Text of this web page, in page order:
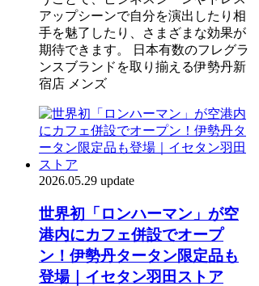
アップシーンで自分を演出したり相
手を魅了したり、さまざまな効果が
期待できます。 日本有数のフレグラ
ンスブランドを取り揃える伊勢丹新
宿店 メンズ
2026.05.29 update
世界初「ロンハーマン」が空
港内にカフェ併設でオープ
ン！伊勢丹タータン限定品も
登場｜イセタン羽田ストア